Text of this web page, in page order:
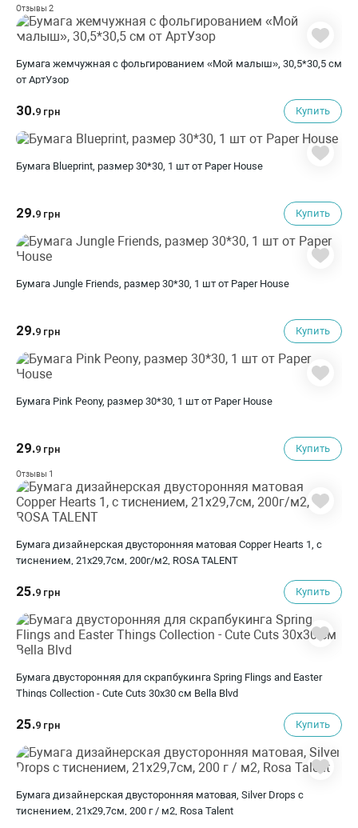
Отзывы 2
Бумага жемчужная с фольгированием «Мой малыш», 30,5*30,5 см
от АртУзор
30.9 грн Купить
Бумага Blueprint, размер 30*30, 1 шт от Paper House
29.9 грн Купить
Бумага Jungle Friends, размер 30*30, 1 шт от Paper House
29.9 грн Купить
Бумага Pink Peony, размер 30*30, 1 шт от Paper House
29.9 грн Купить
Отзывы 1
Бумага дизайнерская двусторонняя матовая Copper Hearts 1, с
тиснением, 21х29,7см, 200г/м2, ROSA TALENT
25.9 грн Купить
Бумага двусторонняя для скрапбукинга Spring Flings and Easter
Things Collection - Cute Cuts 30х30 см Bella Blvd
25.9 грн Купить
Бумага дизайнерская двусторонняя матовая, Silver Drops с
тиснением, 21х29,7см, 200 г / м2, Rosa Talent